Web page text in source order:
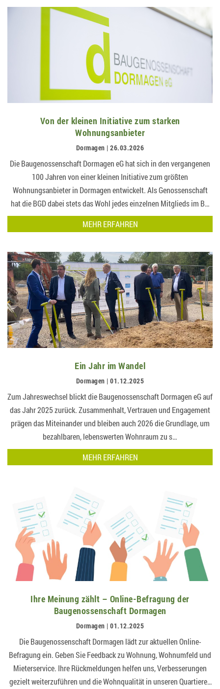
Von der kleinen Initiative zum starken
Wohnungsanbieter
Dormagen | 26.03.2026
Die Baugenossenschaft Dormagen eG hat sich in den vergangenen
100 Jahren von einer kleinen Initiative zum größten
Wohnungsanbieter in Dormagen entwickelt. Als Genossenschaft
hat die BGD dabei stets das Wohl jedes einzelnen Mitglieds im B…
MEHR ERFAHREN
Ein Jahr im Wandel
Dormagen | 01.12.2025
Zum Jahreswechsel blickt die Baugenossenschaft Dormagen eG auf
das Jahr 2025 zurück. Zusammenhalt, Vertrauen und Engagement
prägen das Miteinander und bleiben auch 2026 die Grundlage, um
bezahlbaren, lebenswerten Wohnraum zu s…
MEHR ERFAHREN
Ihre Meinung zählt – Online-Befragung der
Baugenossenschaft Dormagen
Dormagen | 01.12.2025
Die Baugenossenschaft Dormagen lädt zur aktuellen Online-
Befragung ein. Geben Sie Feedback zu Wohnung, Wohnumfeld und
Mieterservice. Ihre Rückmeldungen helfen uns, Verbesserungen
gezielt weiterzuführen und die Wohnqualität in unseren Quartieren